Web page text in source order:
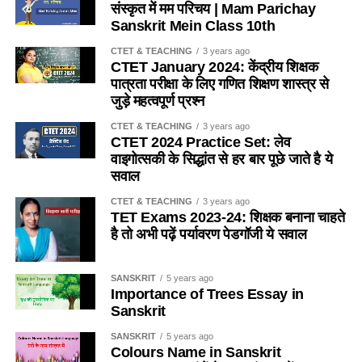
does not live together in a colony (colony) like bees?
(a) तेतैया दर्श
(b) चिंटी
(c) दीमक
(d) मकड़ी
Q.5 कुत्ता मछली का आवास है
(a) नदी
(b) तालाव
(c) झील
Ans- d
2. यदि किसी विद्यालय में 151 विद्यार्थी है, तो प्रधानाध्यापक सहित
अध्यापकों की संख्या कितनी होगी ?/If there are 151 students in
a school, then what will be the number of teachers
including the headmaster?
(a) 4
(b) 5
(c) 6
(d) 7
Ans- c
संस्कृत में मम परिचय | Mam Parichay
Sanskrit Mein Class 10th
CTET & TEACHING 3 years ago
CTET January 2024: केंद्रीय शिक्षक
पात्रता परीक्षा के लिए गणित शिक्षण शास्त्र से
जुड़े महत्वपूर्ण प्रश्न
CTET & TEACHING 3 years ago
CTET 2024 Practice Set: लेव
वाइगोत्सकी के सिद्धांत से हर बार पूछे जाते है ये
सवाल
CTET & TEACHING 3 years ago
TET Exams 2023-24: शिक्षक बनाना चाहते
है तो अभी पढ़ें पर्यावरण पेडगॉजी ये सवाल
SANSKRIT 5 years ago
Importance of Trees Essay in
Sanskrit
SANSKRIT 5 years ago
Colours Name in Sanskrit